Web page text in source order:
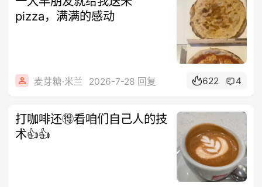
pizza，满满的感动
麦芽糖·米兰 2026-7-28 回复 622 4
打咖啡还🉐看咱们自己人的技
术👍👍